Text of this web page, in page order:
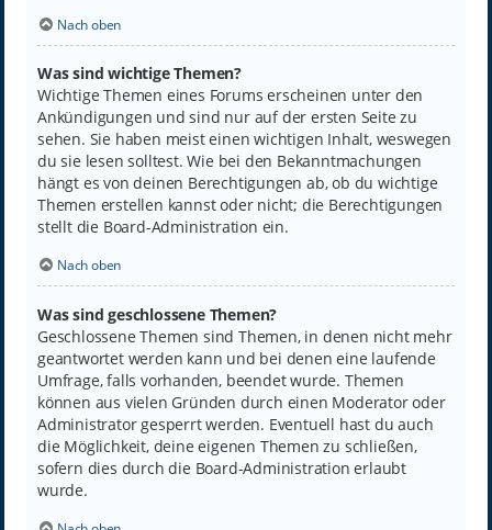
Nach oben
Was sind wichtige Themen?
Wichtige Themen eines Forums erscheinen unter den
Ankündigungen und sind nur auf der ersten Seite zu
sehen. Sie haben meist einen wichtigen Inhalt, weswegen
du sie lesen solltest. Wie bei den Bekanntmachungen
hängt es von deinen Berechtigungen ab, ob du wichtige
Themen erstellen kannst oder nicht; die Berechtigungen
stellt die Board-Administration ein.
Nach oben
Was sind geschlossene Themen?
Geschlossene Themen sind Themen, in denen nicht mehr
geantwortet werden kann und bei denen eine laufende
Umfrage, falls vorhanden, beendet wurde. Themen
können aus vielen Gründen durch einen Moderator oder
Administrator gesperrt werden. Eventuell hast du auch
die Möglichkeit, deine eigenen Themen zu schließen,
sofern dies durch die Board-Administration erlaubt
wurde.